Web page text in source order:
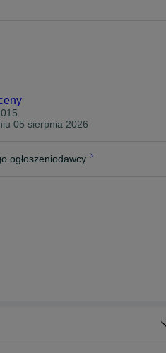
05 sierpnia 2026
ogłoszeniodawcy